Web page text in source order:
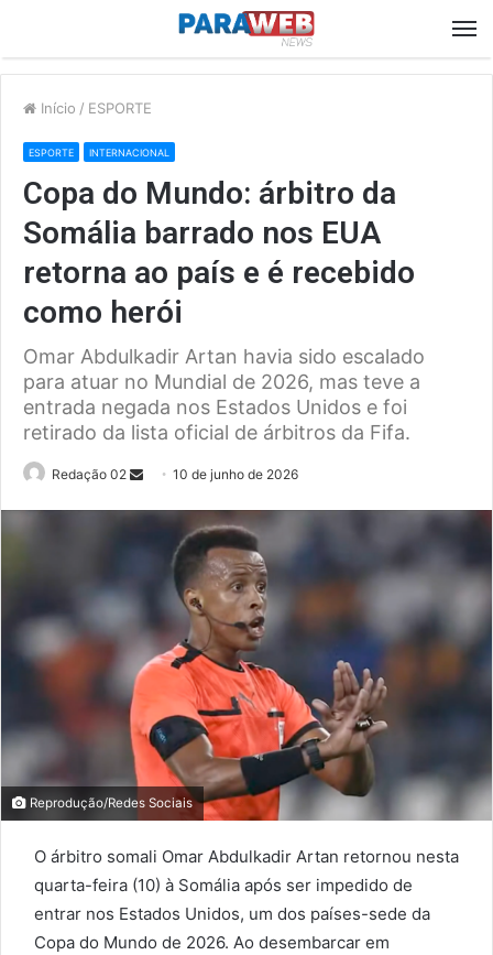
Início / ESPORTE
ESPORTE INTERNACIONAL
Copa do Mundo: árbitro da
Somália barrado nos EUA
retorna ao país e é recebido
como herói
Omar Abdulkadir Artan havia sido escalado
para atuar no Mundial de 2026, mas teve a
entrada negada nos Estados Unidos e foi
retirado da lista oficial de árbitros da Fifa.
Redação 02
Send10 de junho de 2026
Reprodução/Redes Sociais
O árbitro somali Omar Abdulkadir Artan retornou nesta
quarta-feira (10) à Somália após ser impedido de
entrar nos Estados Unidos, um dos países-sede da
Copa do Mundo de 2026. Ao desembarcar em